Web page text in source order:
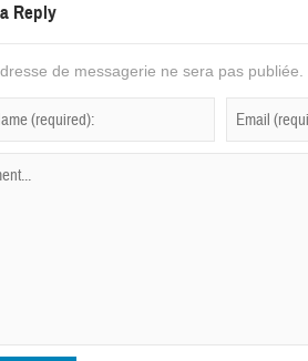
Reply
de messagerie ne sera pas publiée.